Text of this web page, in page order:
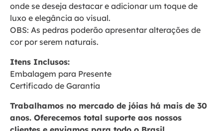
onde se deseja destacar e adicionar um toque de
luxo e elegância ao visual.
OBS: As pedras poderão apresentar alterações de
cor por serem naturais.
Itens Inclusos:
Embalagem para Presente
Certificado de Garantia
Trabalhamos no mercado de jóias há mais de 30
anos. Oferecemos total suporte aos nossos